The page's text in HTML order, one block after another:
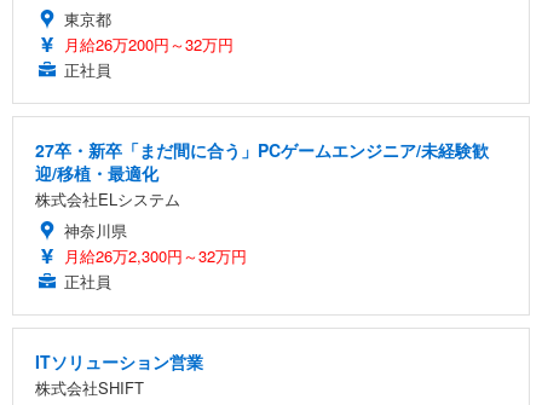
東京都
月給26万200円～32万円
正社員
27卒・新卒「まだ間に合う」PCゲームエンジニア/未経験歓
迎/移植・最適化
株式会社ELシステム
神奈川県
月給26万2,300円～32万円
正社員
ITソリューション営業
株式会社SHIFT